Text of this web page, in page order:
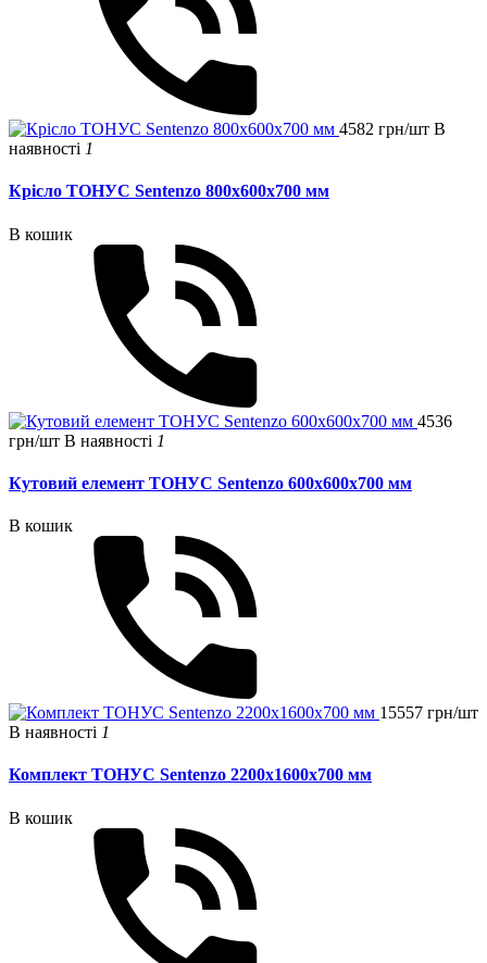
4582 грн/шт В
наявності 1
Крісло ТОНУС Sentenzo 800x600x700 мм
В кошик
4536
грн/шт В наявності 1
Кутовий елемент ТОНУС Sentenzo 600x600x700 мм
В кошик
15557 грн/шт
В наявності 1
Комплект ТОНУС Sentenzo 2200x1600x700 мм
В кошик